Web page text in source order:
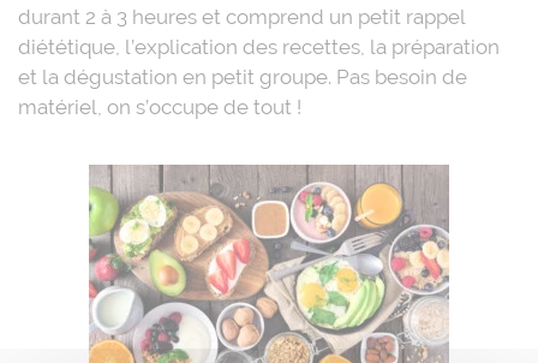
durant 2 à 3 heures et comprend un petit rappel
diététique, l’explication des recettes, la préparation
et la dégustation en petit groupe. Pas besoin de
matériel, on s’occupe de tout !